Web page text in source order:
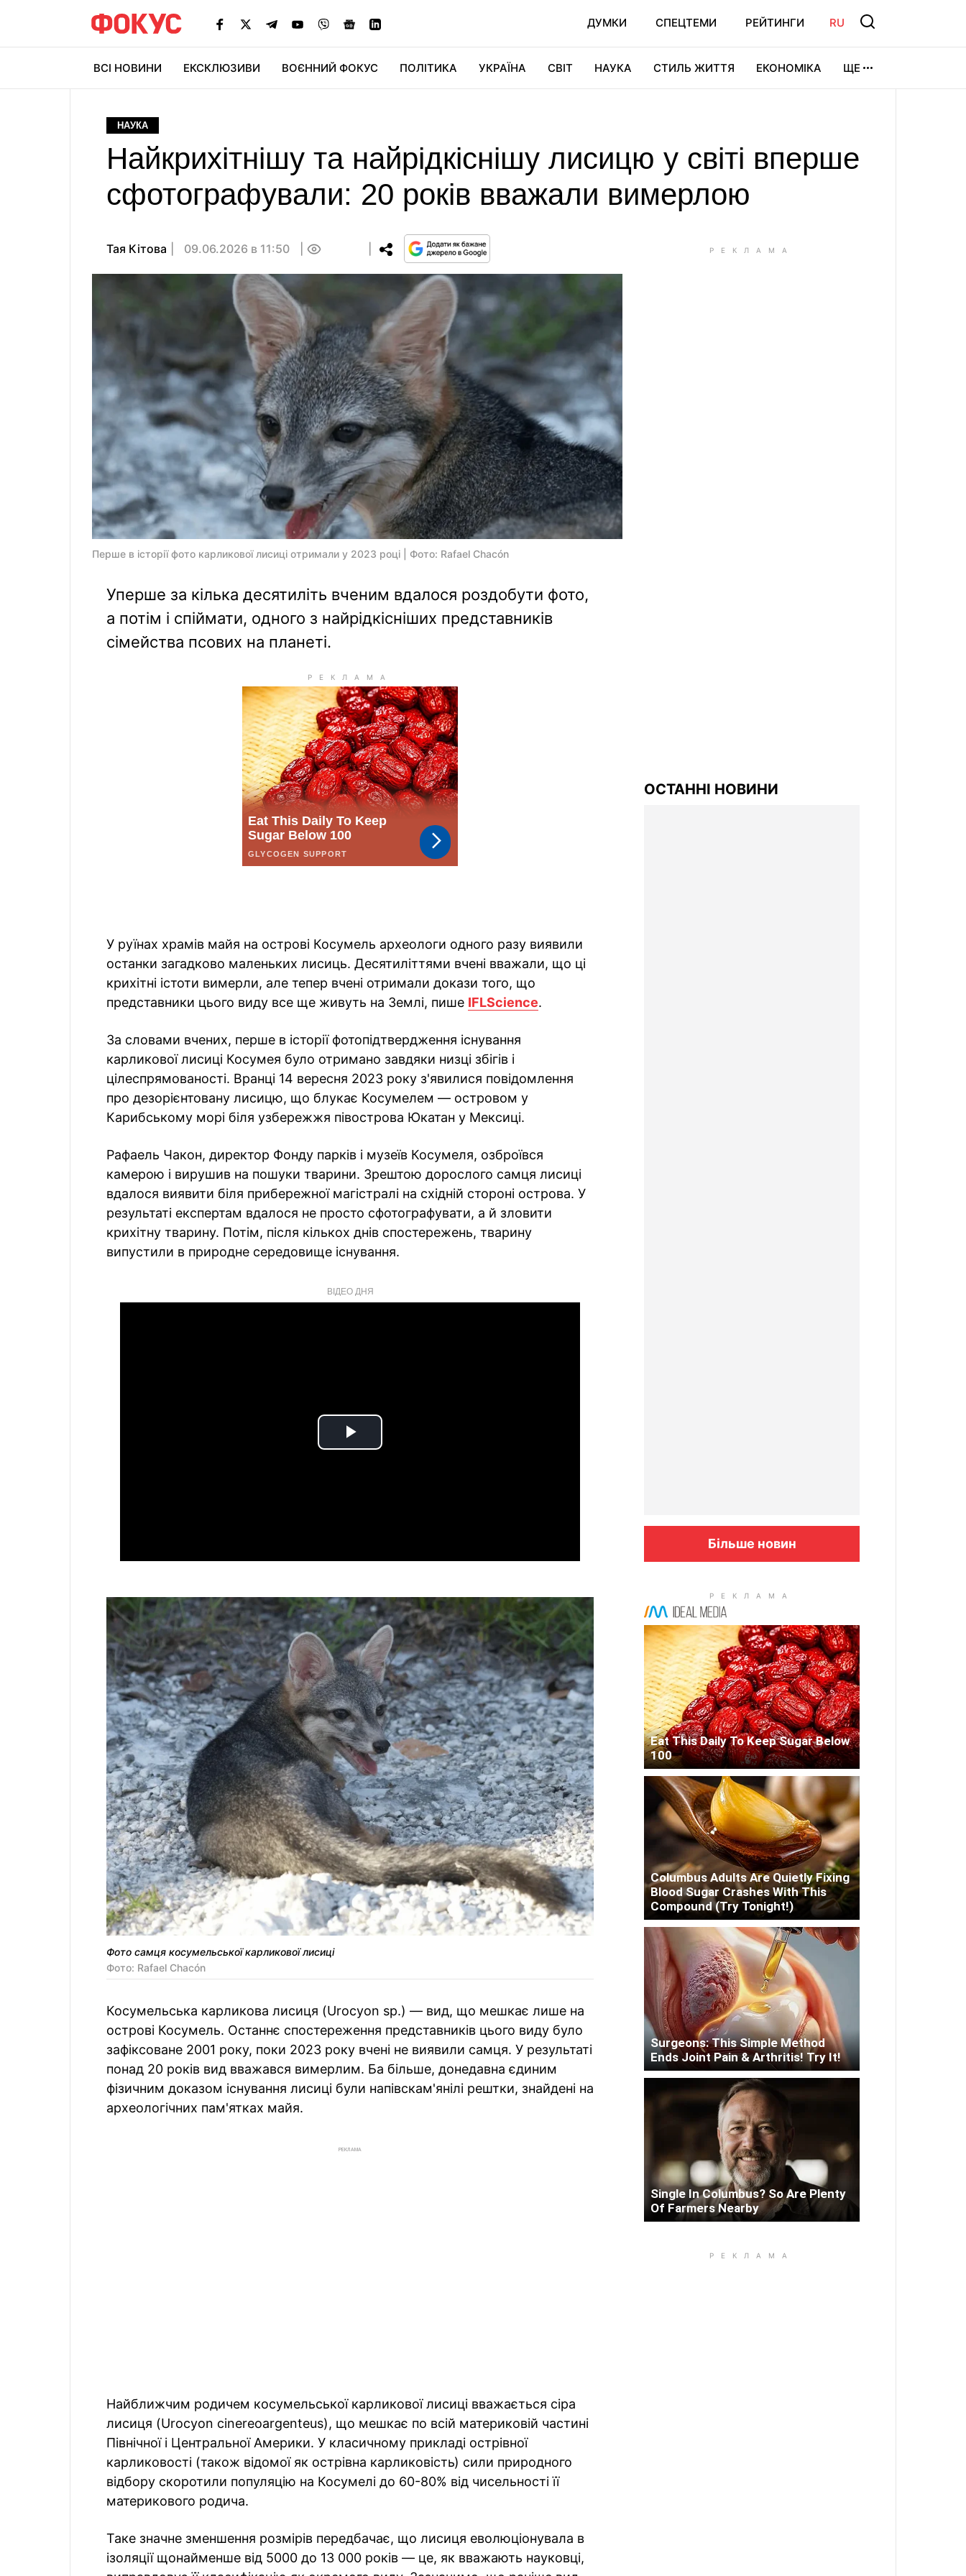
ДУМКИ СПЕЦТЕМИ РЕЙТИНГИ RU
ВСІ НОВИНИ ЕКСКЛЮЗИВИ ВОЄННИЙ ФОКУС ПОЛІТИКА УКРАЇНА СВІТ НАУКА СТИЛЬ ЖИТТЯ ЕКОНОМІКА ЩЕ
НАУКА
Найкрихітнішу та найрідкіснішу лисицю у світі вперше
сфотографували: 20 років вважали вимерлою
Тая Кітова 09.06.2026 в 11:50
Перше в історії фото карликової лисиці отримали у 2023 році | Фото: Rafael Chacón
Уперше за кілька десятиліть вченим вдалося роздобути фото,
а потім і спіймати, одного з найрідкісніших представників
сімейства псових на планеті.
У руїнах храмів майя на острові Косумель археологи одного разу виявили
останки загадково маленьких лисиць. Десятиліттями вчені вважали, що ці
крихітні істоти вимерли, але тепер вчені отримали докази того, що
представники цього виду все ще живуть на Землі, пише IFLScience.
За словами вчених, перше в історії фотопідтвердження існування
карликової лисиці Косумея було отримано завдяки низці збігів і
цілеспрямованості. Вранці 14 вересня 2023 року з'явилися повідомлення
про дезорієнтовану лисицю, що блукає Косумелем — островом у
Карибському морі біля узбережжя півострова Юкатан у Мексиці.
Рафаель Чакон, директор Фонду парків і музеїв Косумеля, озброївся
камерою і вирушив на пошуки тварини. Зрештою дорослого самця лисиці
вдалося виявити біля прибережної магістралі на східній стороні острова. У
результаті експертам вдалося не просто сфотографувати, а й зловити
крихітну тварину. Потім, після кількох днів спостережень, тварину
випустили в природне середовище існування.
ВІДЕО ДНЯ
Play
Фото самця косумельської карликової лисиці
Фото: Rafael Chacón
Косумельська карликова лисиця (Urocyon sp.) — вид, що мешкає лише на
острові Косумель. Останнє спостереження представників цього виду було
зафіксоване 2001 року, поки 2023 року вчені не виявили самця. У результаті
понад 20 років вид вважався вимерлим. Ба більше, донедавна єдиним
фізичним доказом існування лисиці були напівскам'янілі рештки, знайдені на
археологічних пам'ятках майя.
РЕКЛАМА
Найближчим родичем косумельської карликової лисиці вважається сіра
лисиця (Urocyon cinereoargenteus), що мешкає по всій материковій частині
Північної і Центральної Америки. У класичному прикладі острівної
карликовості (також відомої як острівна карликовість) сили природного
відбору скоротили популяцію на Косумелі до 60-80% від чисельності її
материкового родича.
Таке значне зменшення розмірів передбачає, що лисиця еволюціонувала в
ізоляції щонайменше від 5000 до 13 000 років — це, як вважають науковці,
ОСТАННІ НОВИНИ
Більше новин
Eat This Daily To Keep Sugar Below
100
Columbus Adults Are Quietly Fixing
Blood Sugar Crashes With This
Compound (Try Tonight!)
Surgeons: This Simple Method
Ends Joint Pain & Arthritis! Try It!
Single In Columbus? So Are Plenty
Of Farmers Nearby